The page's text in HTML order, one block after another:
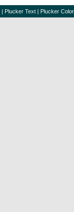
| Plucker Text | Plucker Color